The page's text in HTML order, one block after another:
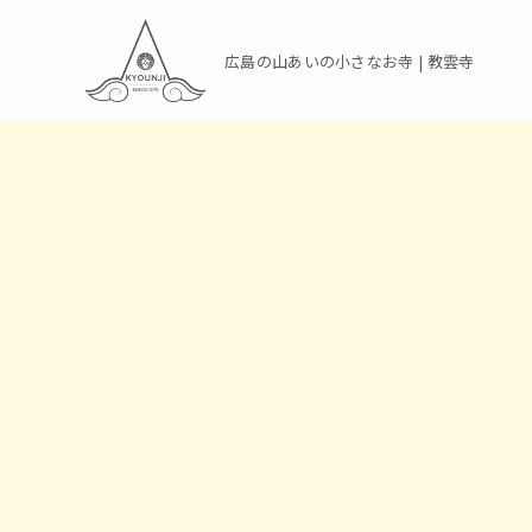
広島の山あいの小さなお寺 | 教雲寺